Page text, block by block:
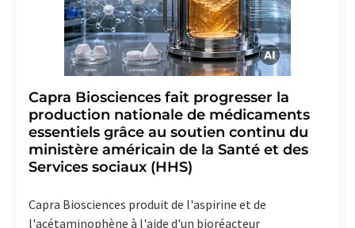
Capra Biosciences fait progresser la
production nationale de médicaments
essentiels grâce au soutien continu du
ministère américain de la Santé et des
Services sociaux (HHS)
Capra Biosciences produit de l'aspirine et de
l'acétaminophène à l'aide d'un bioréacteur